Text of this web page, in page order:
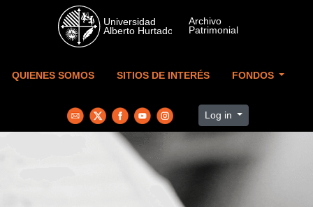
Skip to main content
QUIENES SOMOS SITIOS DE INTERÉS FONDOS
Log in